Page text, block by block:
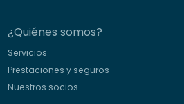
¿Quiénes somos?
Servicios
Prestaciones y seguros
Nuestros socios